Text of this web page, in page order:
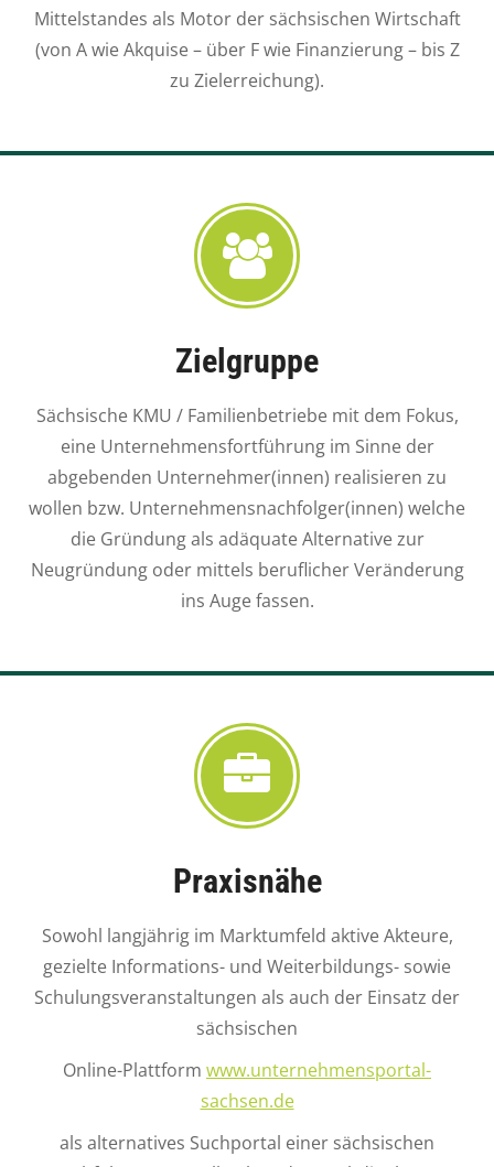
Mittelstandes als Motor der sächsischen Wirtschaft
(von A wie Akquise – über F wie Finanzierung – bis Z
zu Zielerreichung).
Zielgruppe
Sächsische KMU / Familienbetriebe mit dem Fokus,
eine Unternehmensfortführung im Sinne der
abgebenden Unternehmer(innen) realisieren zu
wollen bzw. Unternehmensnachfolger(innen) welche
die Gründung als adäquate Alternative zur
Neugründung oder mittels beruflicher Veränderung
ins Auge fassen.
Praxisnähe
Sowohl langjährig im Marktumfeld aktive Akteure,
gezielte Informations- und Weiterbildungs- sowie
Schulungsveranstaltungen als auch der Einsatz der
sächsischen
Online-Plattform www.unternehmensportal-
sachsen.de
als alternatives Suchportal einer sächsischen